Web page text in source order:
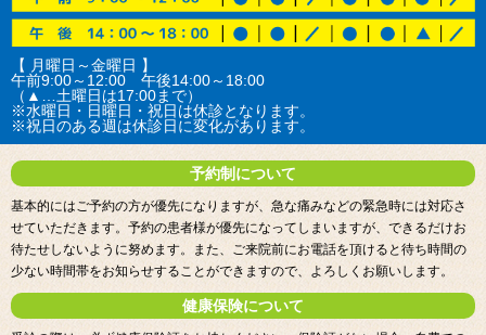
【 月曜日～金曜日 】
午前9:00～12:00 午後14:00～18:00
（▲…土曜日は17:00まで）
※水曜日・日曜日・祝日は休診となります。
※祝日のある週は休診日に変化があります。
予約制について
基本的にはご予約の方が優先になりますが、急な痛みなどの緊急時には対応さ
せていただきます。予約の患者様が優先になってしまいますが、できるだけお
待たせしないように努めます。また、ご来院前にお電話を頂けると待ち時間の
少ない時間帯をお知らせすることができますので、よろしくお願いします。
健康保険について